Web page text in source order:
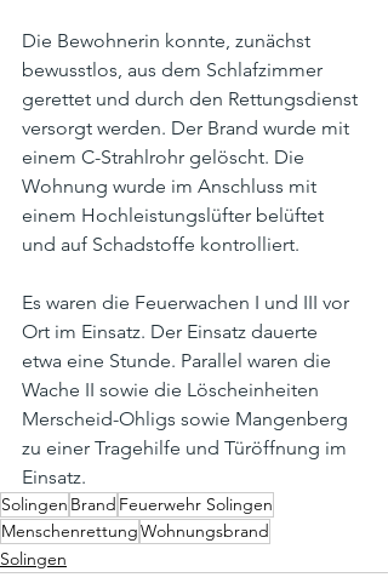
Die Bewohnerin konnte, zunächst
bewusstlos, aus dem Schlafzimmer
gerettet und durch den Rettungsdienst
versorgt werden. Der Brand wurde mit
einem C-Strahlrohr gelöscht. Die
Wohnung wurde im Anschluss mit
einem Hochleistungslüfter belüftet
und auf Schadstoffe kontrolliert.
Es waren die Feuerwachen I und III vor
Ort im Einsatz. Der Einsatz dauerte
etwa eine Stunde. Parallel waren die
Wache II sowie die Löscheinheiten
Merscheid-Ohligs sowie Mangenberg
zu einer Tragehilfe und Türöffnung im
Einsatz.
Solingen Brand Feuerwehr Solingen
MenschenrettungWohnungsbrand
Solingen